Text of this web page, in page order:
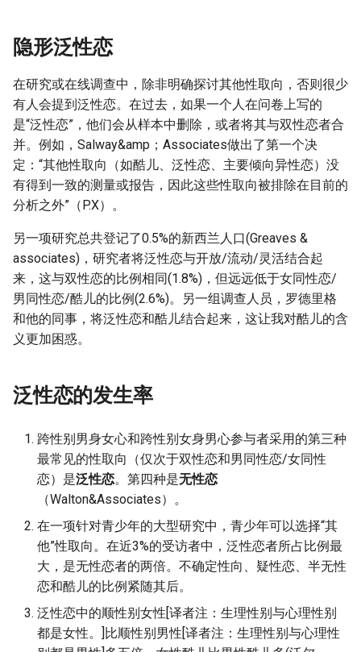
隐形泛性恋
在研究或在线调查中，除非明确探讨其他性取向，否则很少
有人会提到泛性恋。在过去，如果一个人在问卷上写的
是“泛性恋”，他们会从样本中删除，或者将其与双性恋者合
并。例如，Salway&amp；Associates做出了第一个决
定：“其他性取向（如酷儿、泛性恋、主要倾向异性恋）没
有得到一致的测量或报告，因此这些性取向被排除在目前的
分析之外”（P.X）。
另一项研究总共登记了0.5%的新西兰人口(Greaves &
associates)，研究者将泛性恋与开放/流动/灵活结合起
来，这与双性恋的比例相同(1.8%)，但远远低于女同性恋/
男同性恋/酷儿的比例(2.6%)。另一组调查人员，罗德里格
和他的同事，将泛性恋和酷儿结合起来，这让我对酷儿的含
义更加困惑。
泛性恋的发生率
跨性别男身女心和跨性别女身男心参与者采用的第三种
最常见的性取向（仅次于双性恋和男同性恋/女同性
恋）是泛性恋。第四种是无性恋
（Walton&Associates）。
在一项针对青少年的大型研究中，青少年可以选择“其
他”性取向。在近3%的受访者中，泛性恋者所占比例最
大，是无性恋者的两倍。不确定性向、疑性恋、半无性
恋和酷儿的比例紧随其后。
泛性恋中的顺性别女性[译者注：生理性别与心理性别
都是女性。]比顺性别男性[译者注：生理性别与心理性